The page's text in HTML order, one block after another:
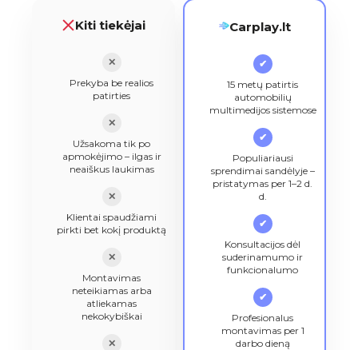
Kiti tiekėjai
✕
Prekyba be realios
patirties
✕
Užsakoma tik po
apmokėjimo – ilgas ir
neaiškus laukimas
✕
Klientai spaudžiami
pirkti bet kokį produktą
✕
Montavimas
neteikiamas arba
atliekamas
nekokybiškai
✕
Carplay.lt
✔
15 metų patirtis
automobilių
multimedijos sistemose
✔
Populiariausi
sprendimai sandėlyje –
pristatymas per 1–2 d.
d.
✔
Konsultacijos dėl
suderinamumo ir
funkcionalumo
✔
Profesionalus
montavimas per 1
darbo dieną